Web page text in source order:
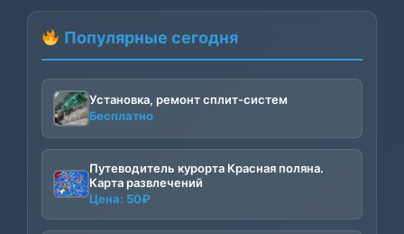
Популярные сегодня
Установка, ремонт сплит-систем
Бесплатно
Путеводитель курорта Красная поляна.
Карта развлечений
Цена: 50₽